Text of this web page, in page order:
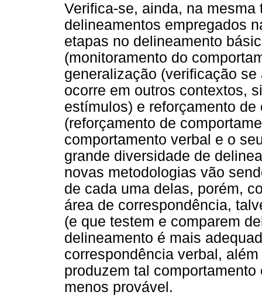
Verifica-se, ainda, na
delineamentos empregados
etapas no delineamento
(monitoramento do
generalização (verificação
ocorre em outros contextos,
estímulos) e reforçamento
(reforçamento de
comportamento verbal e o
grande diversidade de
novas metodologias vão
de cada uma delas, porém,
área de correspondência,
(e que testem e comparem
delineamento é mais
correspondência verbal,
produzem tal
menos provável.